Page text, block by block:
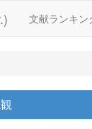
文献ランキン